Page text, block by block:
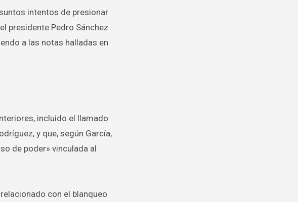
intentos de presionar
presidente Pedro Sánchez.
a las notas halladas en
incluido el llamado
y que, según García,
de poder» vinculada al
con el blanqueo